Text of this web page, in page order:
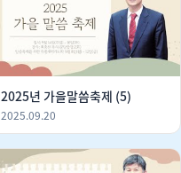
2025년 가을말씀축제 (5)
2025.09.20